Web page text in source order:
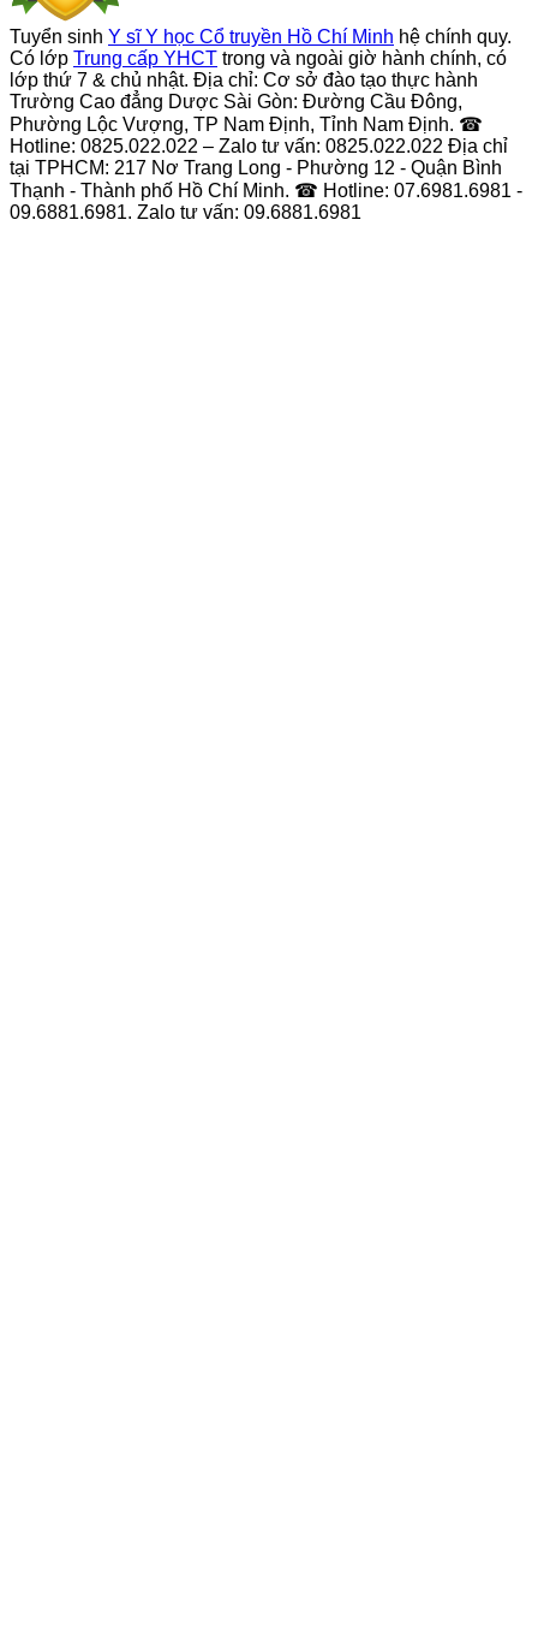
Tuyển sinh Y sĩ Y học Cổ truyền Hồ Chí Minh hệ chính quy.
Có lớp Trung cấp YHCT trong và ngoài giờ hành chính, có
lớp thứ 7 & chủ nhật. Địa chỉ: Cơ sở đào tạo thực hành
Trường Cao đẳng Dược Sài Gòn: Đường Cầu Đông,
Phường Lộc Vượng, TP Nam Định, Tỉnh Nam Định. ☎
Hotline: 0825.022.022 – Zalo tư vấn: 0825.022.022 Địa chỉ
tại TPHCM: 217 Nơ Trang Long - Phường 12 - Quận Bình
Thạnh - Thành phố Hồ Chí Minh. ☎ Hotline: 07.6981.6981 -
09.6881.6981. Zalo tư vấn: 09.6881.6981